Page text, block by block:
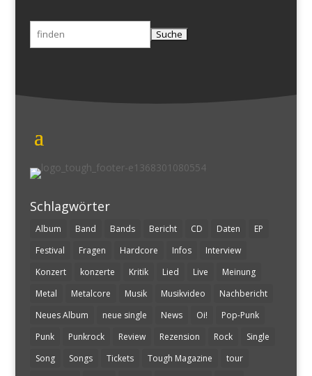
Suchen
Schlagwörter
Album Band Bands Bericht CD Daten
EP
Festival
Fragen Hardcore Infos
Interview
Konzert
konzerte Kritik Lied Live
Meinung
Metal
Metalcore Musik Musikvideo
Nachbericht
Neues Album
neue single News Oi!
Pop-Punk
Punk
Punkrock Review Rezension Rock
Single
Song
Songs Tickets Tough Magazine
tour